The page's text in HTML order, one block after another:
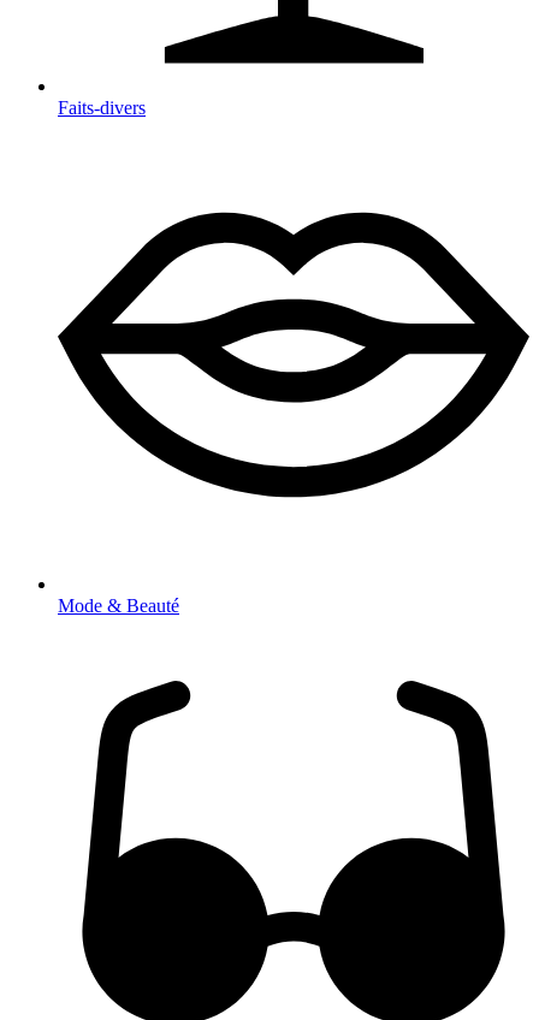
Faits-divers
Mode & Beauté